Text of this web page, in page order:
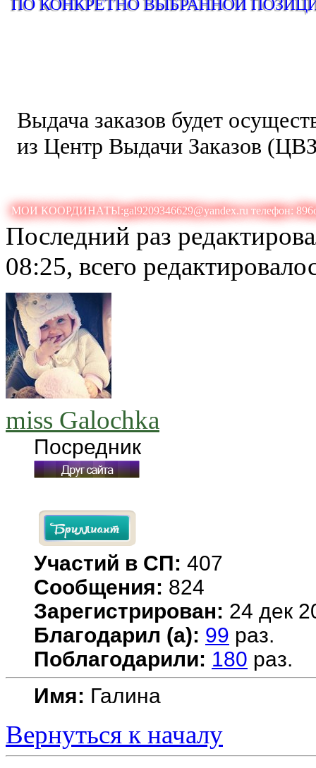
ПО КОНКРЕТНО ВЫБРАННОЙ
Выдача заказов будет
из Центр Выдачи Заказов
МОИ КООРДИНАТЫ:gal9209346629@yandex.ru телефон:
Последний раз
08:25, всего
miss Galochka
Посредник
Участий в СП: 407
Сообщения: 824
Зарегистрирован: 24 дек
Благодарил (а): 99 раз.
Поблагодарили: 180 раз.
Имя: Галина
Вернуться к началу